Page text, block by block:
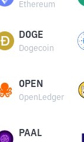
Ethereum
DOGE
Dogecoin
OPEN
OpenLedger
PAAL